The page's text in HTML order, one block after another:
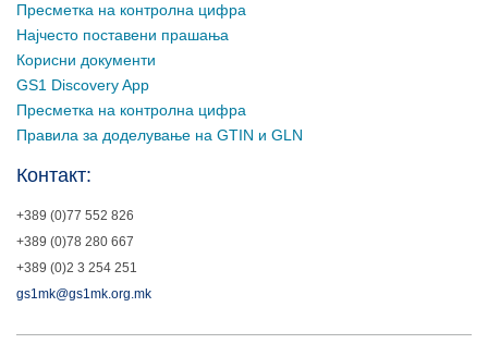
Пресметка на контролна цифра
Најчесто поставени прашања
Корисни документи
GS1 Discovery App
Пресметка на контролна цифра
Правила за доделување на GTIN и GLN
Контакт:
+389 (0)77 552 826
+389 (0)78 280 667
+389 (0)2 3 254 251
gs1mk@gs1mk.org.mk